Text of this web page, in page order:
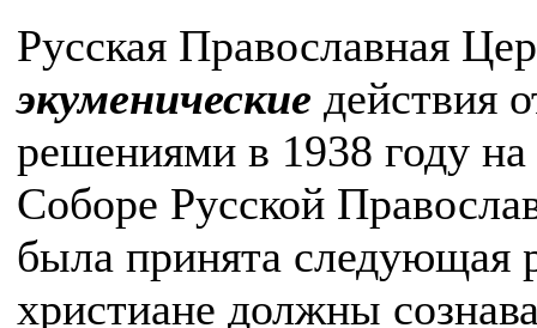
Русская Православная
экуменические действия
решениями в 1938 году
Соборе Русской
была принята следующая
христиане должны